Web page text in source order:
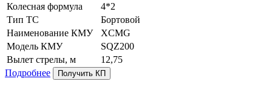
Колесная формула
4*2
Тип ТС
Бортовой
Наименование КМУ
XCMG
Модель КМУ
SQZ200
Вылет стрелы, м
12,75
Подробнее
Получить КП